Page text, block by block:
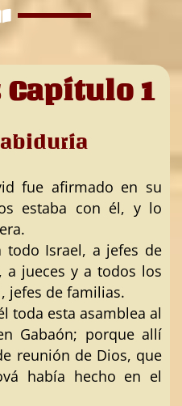
Capítulo 1
fue afirmado en su
estaba con él, y lo
todo Israel, a jefes de
a jueces y a todos los
jefes de familias.
toda esta asamblea al
Gabaón; porque allí
reunión de Dios, que
había hecho en el